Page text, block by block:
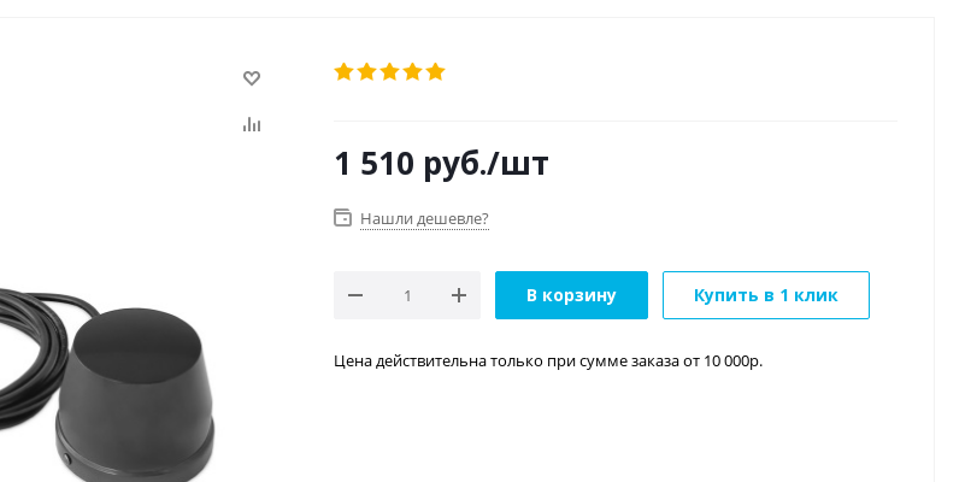
1 510 руб./шт
Нашли дешевле?
В корзину Купить в 1 клик
Цена действительна только при сумме заказа от 10 000р.